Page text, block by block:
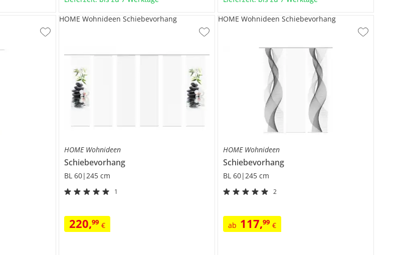
HOME Wohnideen
Schiebevorhang
BL 60|245 cm
1
220,99 €
HOME Wohnideen Schiebevorhang
HOME Wohnideen
Schiebevorhang
BL 60|245 cm
2
ab 117,99 €
HOME Wohnideen Schiebevorhang